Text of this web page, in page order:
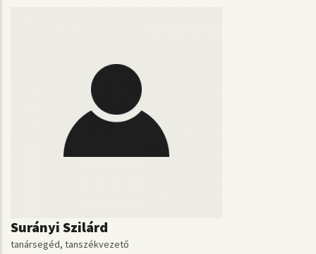
Surányi Szilárd
tanársegéd, tanszékvezető